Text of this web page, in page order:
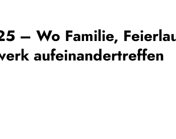
– Wo Familie,
aufeinandertreffen